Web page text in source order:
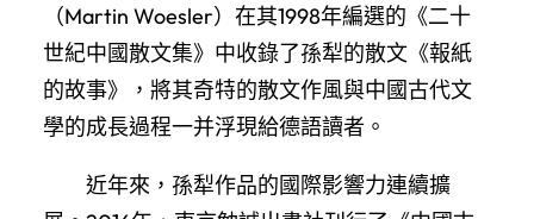
（Martin Woesler）在其1998年編選的《二十
世紀中國散文集》中收錄了孫犁的散文《報紙
的故事》，將其奇特的散文作風與中國古代文
學的成長過程一并浮現給德語讀者。
近年來，孫犁作品的國際影響力連續擴